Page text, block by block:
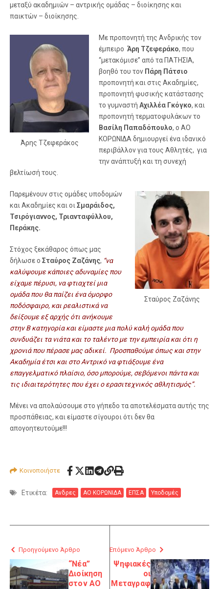
μεταξύ ακαδημιών – αντρικής ομάδας – διοίκησης και
παικτών – διοίκησης.
Άρης Τζεφεράκος
Με προπονητή της Ανδρικής τον
έμπειρο Άρη Τζεφεράκο, που
“μετακόμισε” από τα ΠΑΤΗΣΙΑ,
βοηθό του τον Πάρη Πάτσιο
προπονητή και στις Ακαδημίες,
προπονητή φυσικής κατάστασης
το γυμναστή Αχιλλέα Γκόγκο, και
προπονητή τερματοφυλάκων το
Βασίλη Παπαδόπουλο, ο ΑΟ
ΚΟΡΩΝΙΔΑ δημιουργεί ένα ιδανικό
περιβάλλον για τους Αθλητές, για
την ανάπτυξή και τη συνεχή
βελτίωσή τους.
Σταύρος Ζαζάνης
Παρεμένουν στις ομάδες υποδομών
και Ακαδημίες και οι Σμαράιδος,
Τσιρόγιαννος, Τριανταφύλλου,
Περάκης.
Στόχος ξεκάθαρος όπως μας
δήλωσε ο Σταύρος Ζαζάνης, “να
καλύψουμε κάποιες αδυναμίες που
είχαμε πέρυσι, να φτιαχτεί μια
ομάδα που θα παίζει ένα όμορφο
ποδόσφαιρο, και ρεαλιστικά να
δείξουμε εξ αρχής ότι ανήκουμε
στην Β κατηγορία και είμαστε μια πολύ καλή ομάδα που
συνδυάζει τα νιάτα και το ταλέντο με την εμπειρία και ότι η
χρονιά που πέρασε μας αδικεί. Προσπαθούμε όπως και στην
Ακαδημία έτσι και στο Αντρικό να φτιάξουμε ένα
επαγγελματικό πλαίσιο, όσο μπορούμε, σεβόμενοι πάντα και
τις ιδιαιτερότητες που έχει ο ερασιτεχνικός αθλητισμός”.
Μένει να απολαύσουμε στο γήπεδο τα αποτελέσματα αυτής της
προσπάθειας, και είμαστε σίγουροι ότι δεν θα
απογοητευτούμε!!!
Κοινοποιήστε
Ετικέτα: Ανδρες ΑΟ ΚΟΡΩΝΙΔΑ ΕΠΣΑ Υποδομές
Προηγούμενο Άρθρο
“Νέα”
Διοίκηση
στον ΑΟ
Επόμενο Άρθρο
Ψηφιακές
οι
Μεταγραφ